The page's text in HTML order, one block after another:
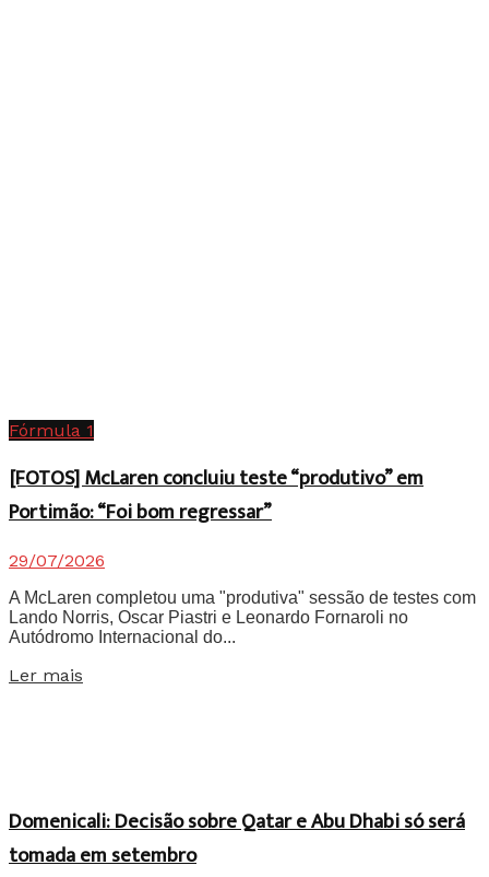
Fórmula 1
[FOTOS] McLaren concluiu teste “produtivo” em
Portimão: “Foi bom regressar”
29/07/2026
A McLaren completou uma "produtiva" sessão de testes com
Lando Norris, Oscar Piastri e Leonardo Fornaroli no
Autódromo Internacional do...
Ler mais
Domenicali: Decisão sobre Qatar e Abu Dhabi só será
tomada em setembro